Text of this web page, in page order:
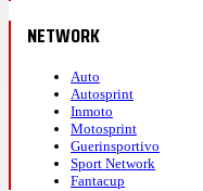
NETWORK
Auto
Autosprint
Inmoto
Motosprint
Guerinsportivo
Sport Network
Fantacup